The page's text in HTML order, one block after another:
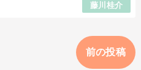
藤川桂介
前の投稿